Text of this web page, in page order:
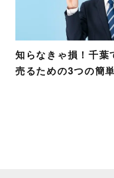
知らなきゃ損！千葉
売るための3つの簡